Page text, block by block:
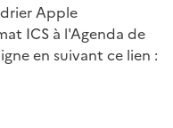
Apple
ICS à l'Agenda de
en suivant ce lien :